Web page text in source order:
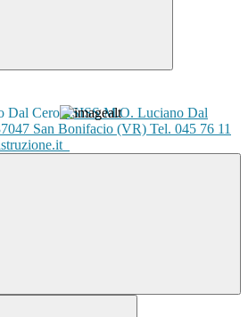
ISISS M.O. Luciano Dal
San Bonifacio (VR) Tel. 045 76 11